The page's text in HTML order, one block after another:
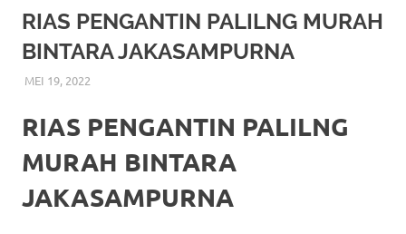
More
hints
rolex
replica
my
website
RIAS PENGANTIN PALILNG MURAH
BINTARA JAKASAMPURNA
MEI 19, 2022
RIAS PENGANTIN PALILNG
MURAH BINTARA
JAKASAMPURNA